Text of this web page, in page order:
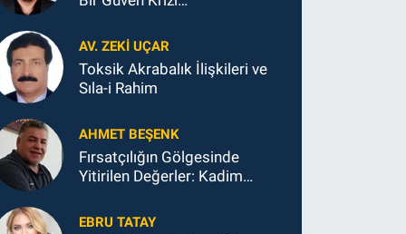
AV. ZEKI UÇAR
Toksik Akrabalık İlişkileri ve
Sıla-i Rahim
AHMET BEŞENK
Fırsatçılığın Gölgesinde
Yitirilen Değerler: Kadim
Ahlakından Sapması
EBRU TATAY